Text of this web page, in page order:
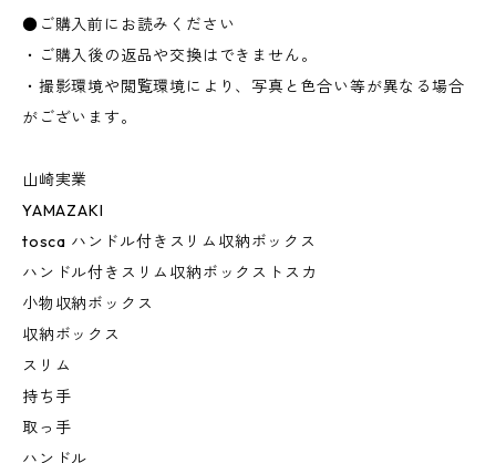
●ご購入前にお読みください
・ご購入後の返品や交換はできません。
・撮影環境や閲覧環境により、写真と色合い等が異なる場合
がございます。
山崎実業
YAMAZAKI
tosca ハンドル付きスリム収納ボックス
ハンドル付きスリム収納ボックストスカ
小物収納ボックス
収納ボックス
スリム
持ち手
取っ手
ハンドル